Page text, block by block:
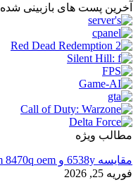
آخرین پست های بازبینی شده
مطالب ویژه
مقایسه 6538y و intel xeon platinum 8470q oem
فوریه 25, 2026